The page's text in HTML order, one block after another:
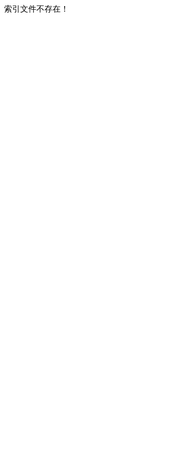
索引文件不存在！